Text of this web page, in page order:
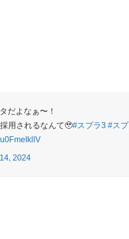
だよなぁ〜！
用されるなんて🥹#スプラ3 #スプ
2024